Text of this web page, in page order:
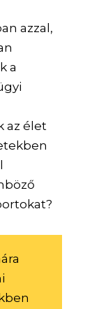
azzal,
a
az élet